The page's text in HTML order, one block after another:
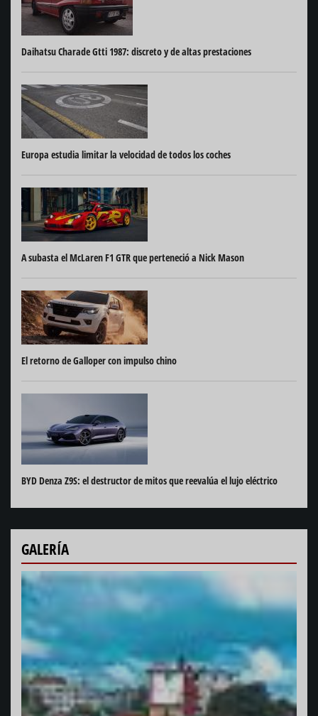
Daihatsu Charade Gtti 1987: discreto y de altas prestaciones
Europa estudia limitar la velocidad de todos los coches
A subasta el McLaren F1 GTR que perteneció a Nick Mason
El retorno de Galloper con impulso chino
BYD Denza Z9S: el destructor de mitos que reevalúa el lujo eléctrico
GALERÍA